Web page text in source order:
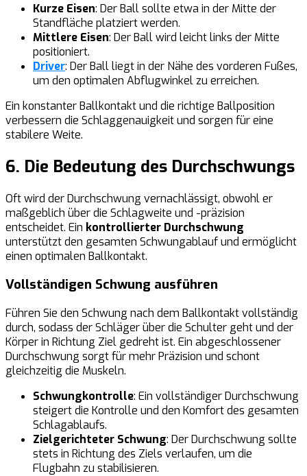
Kurze Eisen: Der Ball sollte etwa in der Mitte der
Standfläche platziert werden.
Mittlere Eisen: Der Ball wird leicht links der Mitte
positioniert.
Driver: Der Ball liegt in der Nähe des vorderen Fußes,
um den optimalen Abflugwinkel zu erreichen.
Ein konstanter Ballkontakt und die richtige Ballposition
verbessern die Schlaggenauigkeit und sorgen für eine
stabilere Weite.
6. Die Bedeutung des Durchschwungs
Oft wird der Durchschwung vernachlässigt, obwohl er
maßgeblich über die Schlagweite und -präzision
entscheidet. Ein kontrollierter Durchschwung
unterstützt den gesamten Schwungablauf und ermöglicht
einen optimalen Ballkontakt.
Vollständigen Schwung ausführen
Führen Sie den Schwung nach dem Ballkontakt vollständig
durch, sodass der Schläger über die Schulter geht und der
Körper in Richtung Ziel gedreht ist. Ein abgeschlossener
Durchschwung sorgt für mehr Präzision und schont
gleichzeitig die Muskeln.
Schwungkontrolle: Ein vollständiger Durchschwung
steigert die Kontrolle und den Komfort des gesamten
Schlagablaufs.
Zielgerichteter Schwung: Der Durchschwung sollte
stets in Richtung des Ziels verlaufen, um die
Flugbahn zu stabilisieren.